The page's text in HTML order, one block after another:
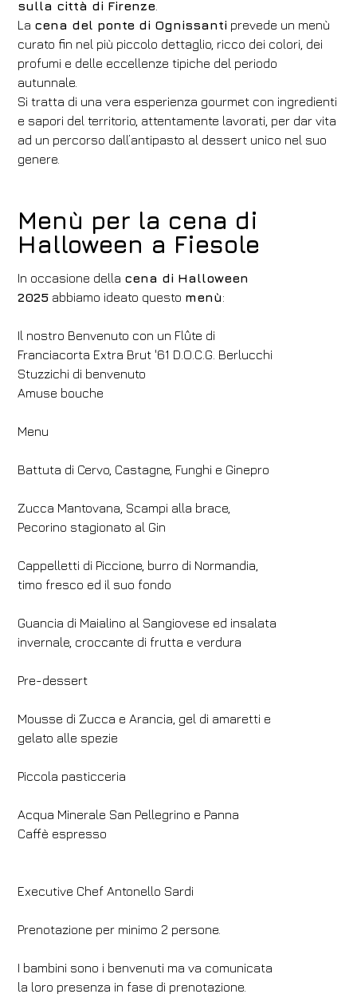
sulla città di Firenze
La cena del ponte di Ognissanti prevede un menù
curato fin nel più piccolo dettaglio, ricco dei colori, dei
profumi e delle eccellenze tipiche del periodo
autunnale.
Si tratta di una vera esperienza gourmet con ingredienti
e sapori del territorio, attentamente lavorati, per dar vita
ad un percorso dall’antipasto al dessert unico nel suo
genere.
Menù per la cena di
Halloween a Fiesole
In occasione della cena di Halloween
2025 abbiamo ideato questo menù:
Il nostro Benvenuto con un Flûte di
Franciacorta Extra Brut '61 D.O.C.G. Berlucchi
Stuzzichi di benvenuto
Amuse bouche
Menu
Battuta di Cervo, Castagne, Funghi e Ginepro
Zucca Mantovana, Scampi alla brace,
Pecorino stagionato al Gin
Cappelletti di Piccione, burro di Normandia,
timo fresco ed il suo fondo
Guancia di Maialino al Sangiovese ed insalata
invernale, croccante di frutta e verdura
Pre-dessert
Mousse di Zucca e Arancia, gel di amaretti e
gelato alle spezie
Piccola pasticceria
Acqua Minerale San Pellegrino e Panna
Caffè espresso
Executive Chef Antonello Sardi
Prenotazione per minimo 2 persone.
I bambini sono i benvenuti ma va comunicata
la loro presenza in fase di prenotazione.